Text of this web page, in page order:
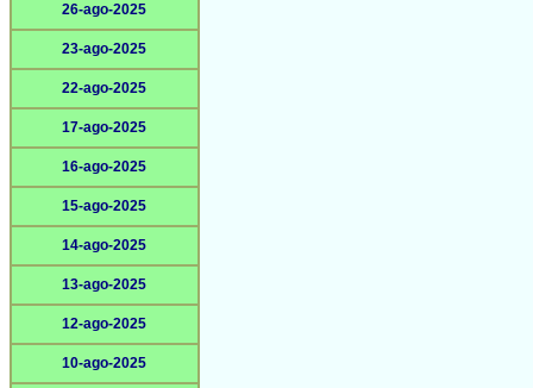
26-ago-2025
23-ago-2025
22-ago-2025
17-ago-2025
16-ago-2025
15-ago-2025
14-ago-2025
13-ago-2025
12-ago-2025
10-ago-2025